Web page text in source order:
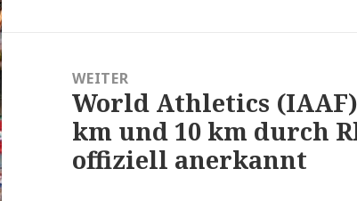
WEITER
Nächster
Beitrag:
World Athletics
km und 10 km durch
offiziell anerkannt